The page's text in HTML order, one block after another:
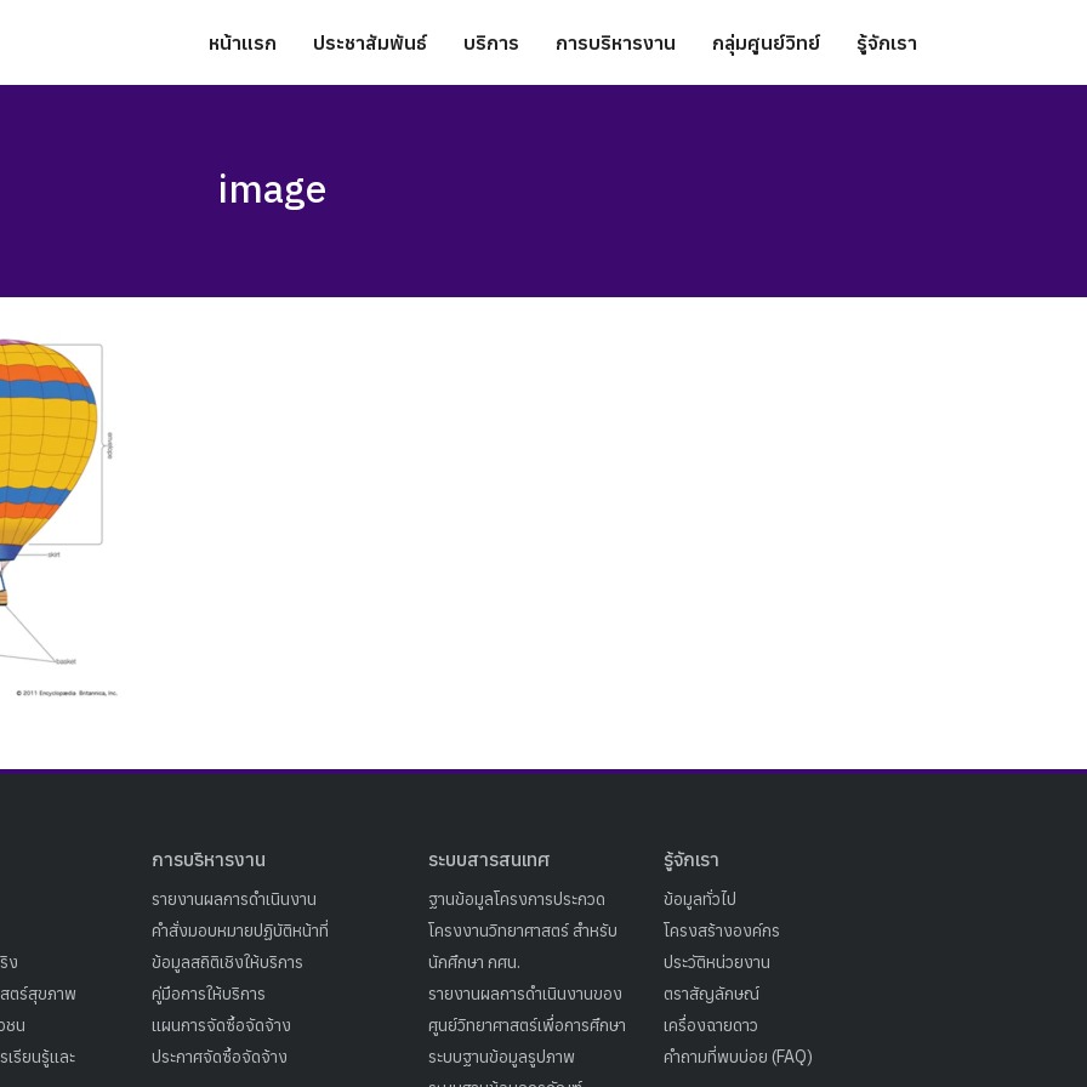
หน้าแรก ประชาสัมพันธ์ บริการ การบริหารงาน กลุ่มศูนย์วิทย์ รู้จักเรา
image
ง
ตร์สุขภาพ
ชน
เรียนรู้และ
การบริหารงาน
รายงานผลการดำเนินงาน
คำสั่งมอบหมายปฏิบัติหน้าที่
ข้อมูลสถิติเชิงให้บริการ
คู่มือการให้บริการ
แผนการจัดซื้อจัดจ้าง
ประกาศจัดซื้อจัดจ้าง
ระบบสารสนเทศ
ฐานข้อมูลโครงการประกวด
โครงงานวิทยาศาสตร์ สำหรับ
นักศึกษา กศน.
รายงานผลการดำเนินงานของ
ศูนย์วิทยาศาสตร์เพื่อการศึกษา
ระบบฐานข้อมูลรูปภาพ
รู้จักเรา
ข้อมูลทั่วไป
โครงสร้างองค์กร
ประวัติหน่วยงาน
ตราสัญลักษณ์
เครื่องฉายดาว
คำถามที่พบบ่อย (FAQ)